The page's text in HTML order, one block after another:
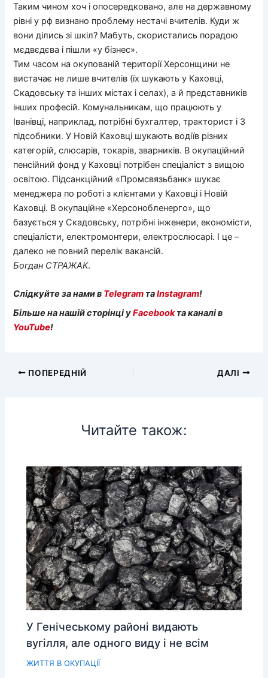
Таким чином хоч і опосередковано, але на державному
рівні у рф визнано проблему нестачі вчителів. Куди ж
вони ділись зі шкіл? Мабуть, скористались порадою
мєдвєдєва і пішли «у бізнес».
Тим часом на окупованій території Херсонщини не
вистачає не лише вчителів (їх шукають у Каховці,
Скадовську та інших містах і селах), а й представників
інших професій. Комунальникам, що працюють у
Іванівці, наприклад, потрібні бухгалтер, тракторист і 3
підсобники. У Новій Каховці шукають водіїв різних
категорій, слюсарів, токарів, зварників. В окупаційний
пенсійний фонд у Каховці потрібен спеціаліст з вищою
освітою. Підсанкційний «Промсвязьбанк» шукає
менеджера по роботі з клієнтами у Каховці і Новій
Каховці. В окупаційне «Херсонобленерго», що
базується у Скадовську, потрібні інженери, економісти,
спеціалісти, електромонтери, електрослюсарі. І це –
далеко не повний перелік вакансій.
Богдан СТРАЖАК.
Слідкуйте за нами в Telegram таInstagram!
Більше на нашій сторінці уFacebookта каналі в
YouTube!
ПОПЕРЕДНІЙ ДАЛІ
Читайте також:
У Генічеському районі видають
вугілля, але одного виду і не всім
ЖИТТЯ В ОКУПАЦІЇ